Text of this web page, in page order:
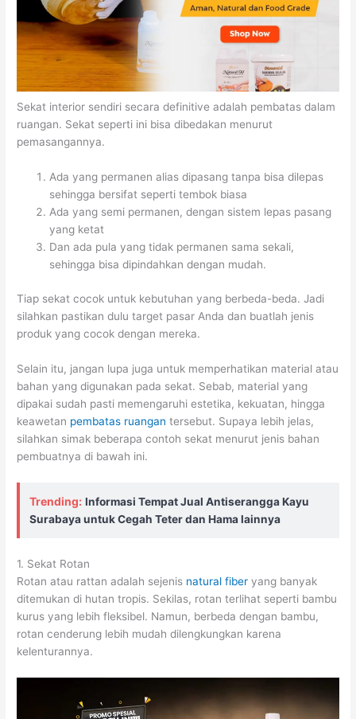
Sekat interior sendiri secara definitive adalah pembatas dalam
ruangan. Sekat seperti ini bisa dibedakan menurut
pemasangannya.
Ada yang permanen alias dipasang tanpa bisa dilepas
sehingga bersifat seperti tembok biasa
Ada yang semi permanen, dengan sistem lepas pasang
yang ketat
Dan ada pula yang tidak permanen sama sekali,
sehingga bisa dipindahkan dengan mudah.
Tiap sekat cocok untuk kebutuhan yang berbeda-beda. Jadi
silahkan pastikan dulu target pasar Anda dan buatlah jenis
produk yang cocok dengan mereka.
Selain itu, jangan lupa juga untuk memperhatikan material atau
bahan yang digunakan pada sekat. Sebab, material yang
dipakai sudah pasti memengaruhi estetika, kekuatan, hingga
keawetan pembatas ruangan tersebut. Supaya lebih jelas,
silahkan simak beberapa contoh sekat menurut jenis bahan
pembuatnya di bawah ini.
Trending: Informasi Tempat Jual Antiserangga Kayu
Surabaya untuk Cegah Teter dan Hama lainnya
1. Sekat Rotan
Rotan atau rattan adalah sejenis natural fiber yang banyak
ditemukan di hutan tropis. Sekilas, rotan terlihat seperti bambu
kurus yang lebih fleksibel. Namun, berbeda dengan bambu,
rotan cenderung lebih mudah dilengkungkan karena
kelenturannya.